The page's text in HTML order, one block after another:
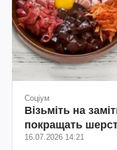
Соціум
Візьміть на
покращать
16.07.2026 14:21